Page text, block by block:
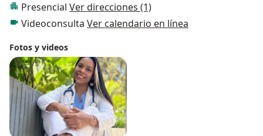
Presencial Ver direcciones (1)
Videoconsulta Ver calendario en línea
Fotos y videos